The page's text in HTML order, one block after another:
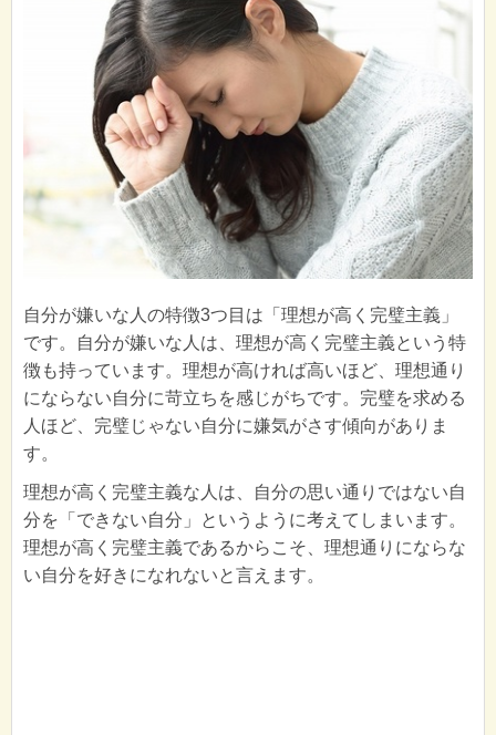
自分が嫌いな人の特徴3つ目は「理想が高く完璧主義」
です。自分が嫌いな人は、理想が高く完璧主義という特
徴も持っています。理想が高ければ高いほど、理想通り
にならない自分に苛立ちを感じがちです。完璧を求める
人ほど、完璧じゃない自分に嫌気がさす傾向がありま
す。
理想が高く完璧主義な人は、自分の思い通りではない自
分を「できない自分」というように考えてしまいます。
理想が高く完璧主義であるからこそ、理想通りにならな
い自分を好きになれないと言えます。